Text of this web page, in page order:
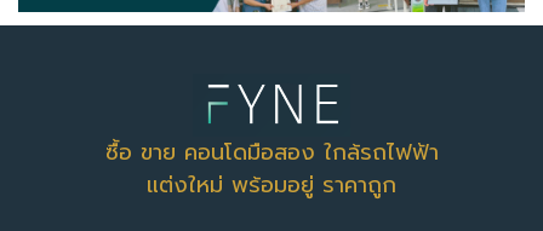
ซื้อ ขาย คอนโดมือสอง ใกล้รถไฟฟ้า
แต่งใหม่ พร้อมอยู่ ราคาถูก